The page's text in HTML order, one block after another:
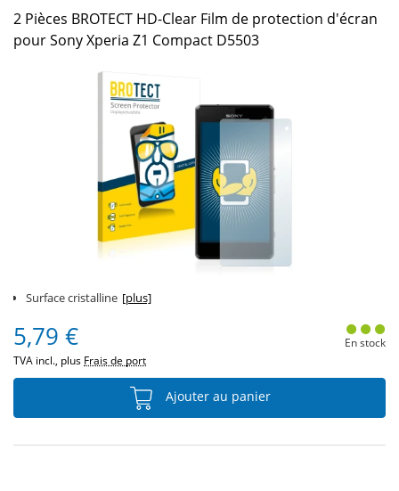
2 Pièces BROTECT HD-Clear Film de protection d'écran
pour Sony Xperia Z1 Compact D5503
Surface cristalline [plus]
5,79 €
TVA incl., plus Frais de port
En stock
Ajouter au panier